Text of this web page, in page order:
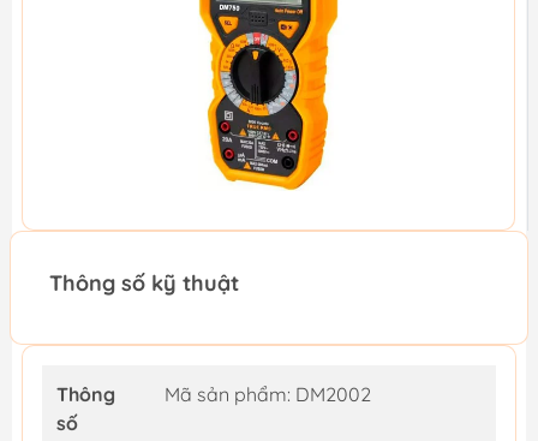
Thông số kỹ thuật
Thông
số
Mã sản phẩm: DM2002